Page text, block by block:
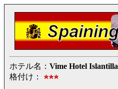
ホテル名： Vime Hotel Islantilla
格付け：